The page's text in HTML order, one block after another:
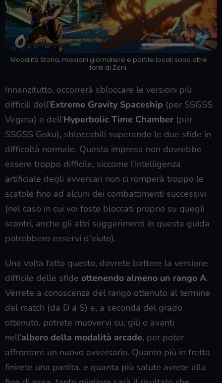
Modalità Storia, missioni giornaliere e partite locali sono altre
fonti di Zeni.
Innanzitutto, occorrerà sbloccare le versioni più
difficili dell’Extreme Gravity Spaceship (per SSGSS
Vegeta) e dell’Hyperbolic Time Chamber (per
SSGSS Goku), sbloccabili superando le due sfide in
difficoltà normale. Questa impresa non dovrebbe
essere troppo difficile, siccome l’intelligenza
artificiale degli avversari non ci romperà troppo le
scatole fino ad alcuni dei combattimenti successivi
(nel caso in cui voi foste bloccati proprio su quegli
scontri, anche gli altri suggerimenti in questa guida
potrebbero esservi d’aiuto).
Una volta fatto questo, dovrete battere la versione
difficile delle sfide ottenendo almeno un rango A.
Verrete a conoscenza del rango ottenuto al termine
del match (da D a S) e, a seconda del grado
ottenuto, potrete muovervi su, giù o avanti
nell’albero della modalità arcade, per poter
affrontare un nuovo avversario. Quanto più in fretta
finirete una partita, e quanta più salute avrete alla